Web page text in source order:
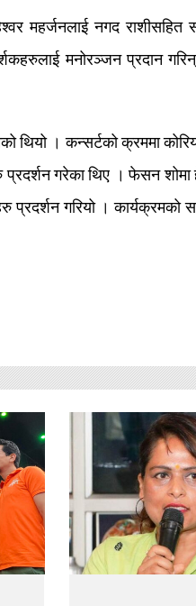
महर्जनलाई नगद राशीसहित
मनोरञ्जन प्रदान
। कन्सर्टको क्रममा
प्रदर्शन गरेका थिए । फेसन
प्रदर्शन गरियो ।